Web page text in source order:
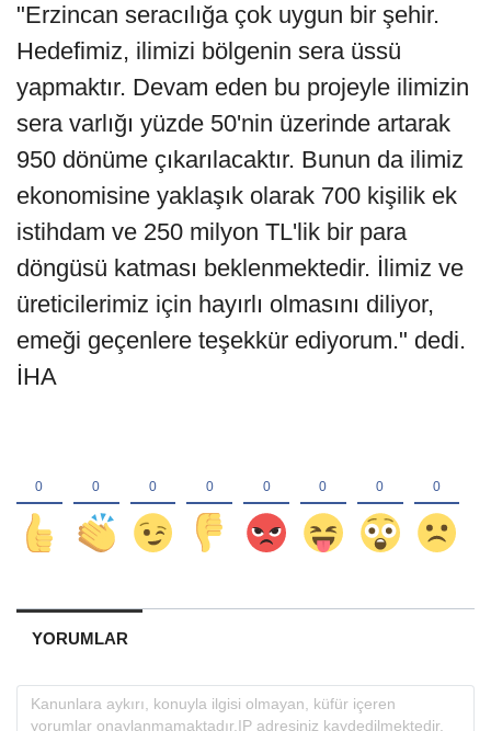
"Erzincan seracılığa çok uygun bir şehir.
Hedefimiz, ilimizi bölgenin sera üssü
yapmaktır. Devam eden bu projeyle ilimizin
sera varlığı yüzde 50'nin üzerinde artarak
950 dönüme çıkarılacaktır. Bunun da ilimiz
ekonomisine yaklaşık olarak 700 kişilik ek
istihdam ve 250 milyon TL'lik bir para
döngüsü katması beklenmektedir. İlimiz ve
üreticilerimiz için hayırlı olmasını diliyor,
emeği geçenlere teşekkür ediyorum." dedi.
İHA
YORUMLAR